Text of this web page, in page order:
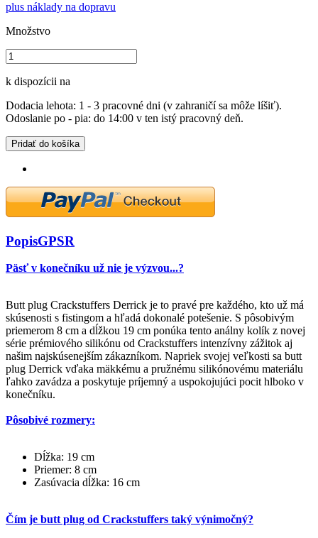
plus náklady na dopravu
Množstvo
k dispozícii na
Dodacia lehota: 1 - 3 pracovné dni (v zahraničí sa môže líšiť).
Odoslanie po - pia: do 14:00 v ten istý pracovný deň.
Pridať do košíka
PopisGPSR
Päsť v konečníku už nie je výzvou...?
Butt plug Crackstuffers Derrick je to pravé pre každého, kto už má
skúsenosti s fistingom a hľadá dokonalé potešenie. S pôsobivým
priemerom 8 cm a dĺžkou 19 cm ponúka tento análny kolík z novej
série prémiového silikónu od Crackstuffers intenzívny zážitok aj
našim najskúsenejším zákazníkom. Napriek svojej veľkosti sa butt
plug Derrick vďaka mäkkému a pružnému silikónovému materiálu
ľahko zavádza a poskytuje príjemný a uspokojujúci pocit hlboko v
konečníku.
Pôsobivé rozmery:
Dĺžka: 19 cm
Priemer: 8 cm
Zasúvacia dĺžka: 16 cm
Čím je butt plug od Crackstuffers taký výnimočný?